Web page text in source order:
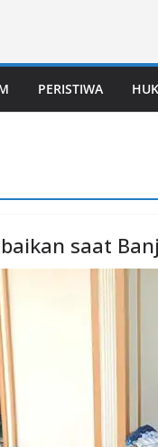
PERISTIWA
saat